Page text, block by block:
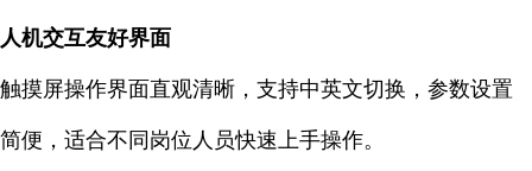
人机交互友好界面
触摸屏操作界面直观清晰，支持中英文切换，参数设置
简便，适合不同岗位人员快速上手操作。